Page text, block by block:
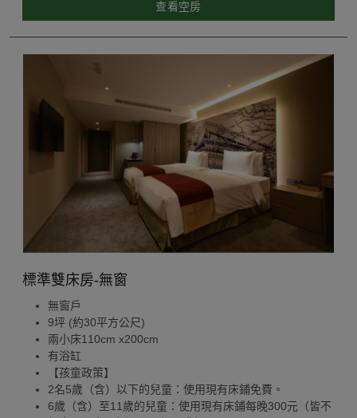
查看空房
標準雙床房-無窗
無窗戶
9坪 (約30平方公尺)
兩小床110cm x200cm
有浴缸
【孩童政策】
2名5歲（含）以下的兒童：使用現有床鋪免費。
6歲（含）至11歲的兒童：使用現有床鋪每晚300元（皆不